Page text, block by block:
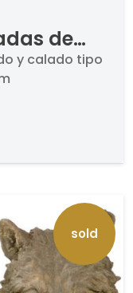
de
y calado tipo
sold